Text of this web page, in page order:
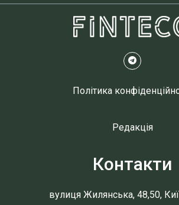
Політика
Редакція
Контакти
вулиця Жилянська, 48,50,